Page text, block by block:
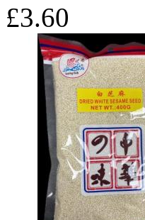
£3.60